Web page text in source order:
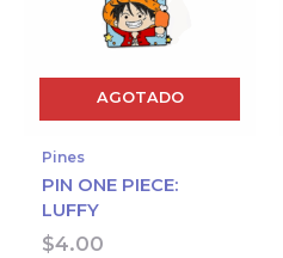
AGOTADO
Pines
PIN ONE PIECE:
LUFFY
$4.00